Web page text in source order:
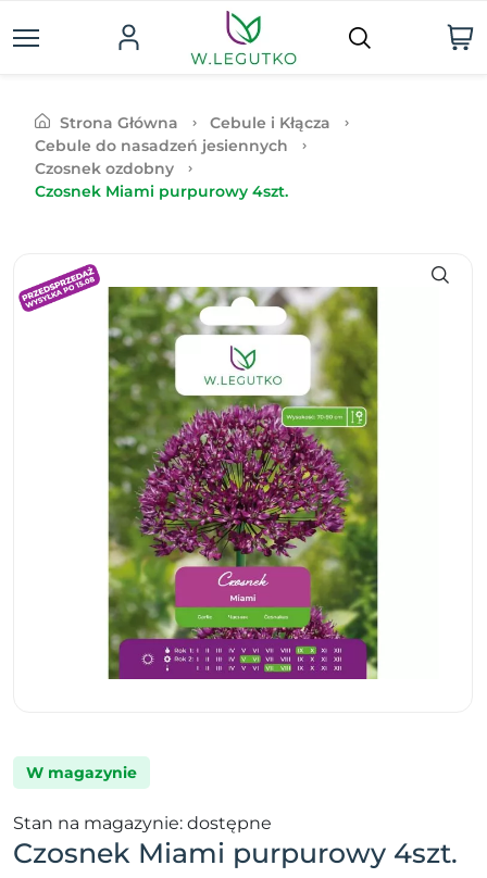
Strona Główna
Cebule i Kłącza
Cebule do nasadzeń jesiennych
Czosnek ozdobny
Czosnek Miami purpurowy 4szt.
W magazynie
Stan na magazynie: dostępne
Czosnek Miami purpurowy 4szt.